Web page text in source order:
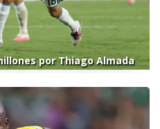
por Thiago Almada